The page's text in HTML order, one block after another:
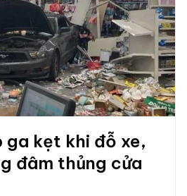
ga kẹt khi đỗ xe,
đâm thủng cửa